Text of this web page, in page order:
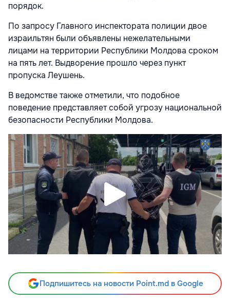
порядок.
По запросу Главного инспектората полиции двое
израильтян были объявлены нежелательными
лицами на территории Республики Молдова сроком
на пять лет. Выдворение прошло через пункт
пропуска Леушень.
В ведомстве также отметили, что подобное
поведение представляет собой угрозу национальной
безопасности Республики Молдова.
Подпишитесь на новости Point.md в Google